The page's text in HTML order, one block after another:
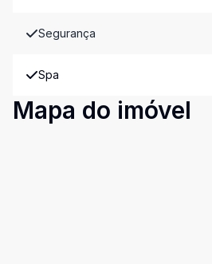
Segurança
Spa
Mapa do imóvel